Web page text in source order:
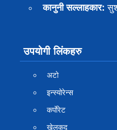
कानुनी सल्लाहकार:
उपयोगी लिंकहरु
अटो
इन्स्योरेन्स
कर्पाेरेट
खेलकुद